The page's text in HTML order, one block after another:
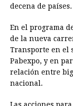
decena de países.
En el programa
de la nueva
Transporte en el
Pabexpo, y en
relación entre
nacional.